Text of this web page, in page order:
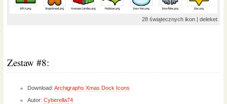
28 świątecznych ikon | deleket
Zestaw #8:
Download: Archigraphs Xmas Dock Icons
Autor: Cyberella74